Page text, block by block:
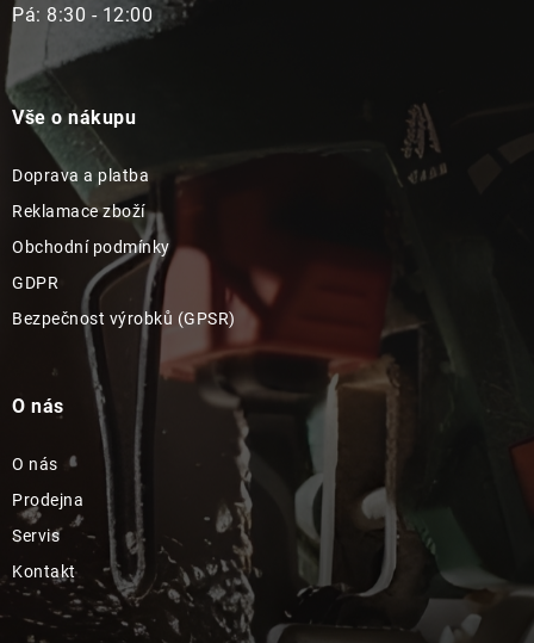
Pá: 8:30 - 12:00
Vše o nákupu
Doprava a platba
Reklamace zboží
Obchodní podmínky
GDPR
Bezpečnost výrobků (GPSR)
O nás
O nás
Prodejna
Servis
Kontakt